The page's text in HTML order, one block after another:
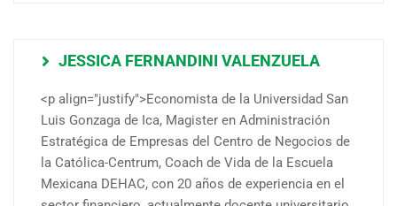
JESSICA FERNANDINI VALENZUELA
<p align="justify">Economista de la Universidad San
Luis Gonzaga de Ica, Magister en Administración
Estratégica de Empresas del Centro de Negocios de
la Católica-Centrum, Coach de Vida de la Escuela
Mexicana DEHAC, con 20 años de experiencia en el